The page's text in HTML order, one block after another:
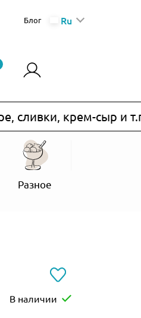
Блог Ru
крем-сыр и т.п.)
Разное
В наличии